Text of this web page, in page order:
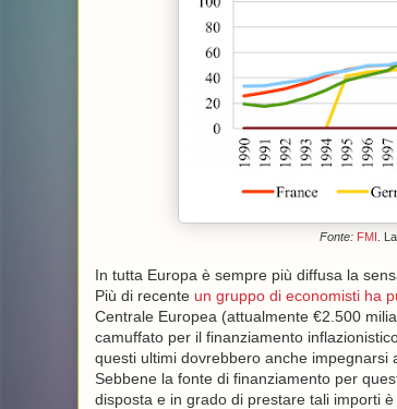
Fonte: FMI .
In tutta Europa è sempre più diffusa la
Più di recente un gruppo di economisti ha
Centrale Europea (attualmente €2.500
camuffato per il finanziamento
questi ultimi dovrebbero anche impegnarsi
Sebbene la fonte di finanziamento per
disposta e in grado di prestare tali importi è